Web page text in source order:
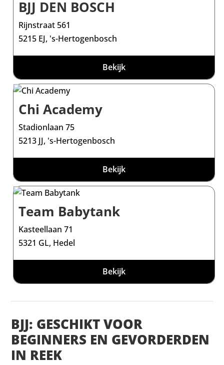
BJJ DEN BOSCH
Rijnstraat 561
5215 EJ, 's-Hertogenbosch
Bekijk
Chi Academy
Stadionlaan 75
5213 JJ, 's-Hertogenbosch
Bekijk
Team Babytank
Kasteellaan 71
5321 GL, Hedel
Bekijk
BJJ: GESCHIKT VOOR
BEGINNERS EN GEVORDERDEN
IN REEK